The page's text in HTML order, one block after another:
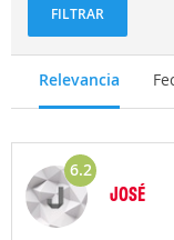
FILTRAR
Relevancia
6.2
JOSÉ